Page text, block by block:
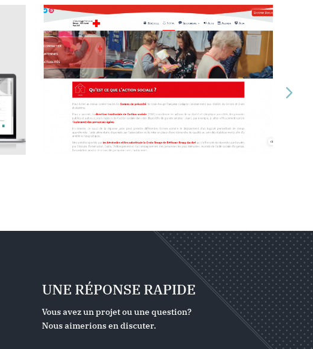
UNE RÉPONSE RAPIDE
Vous avez un projet ou une question?
Nous aimerions en discuter.